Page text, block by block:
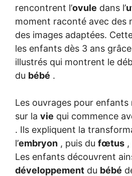
rencontrent l’ovule dans l’
moment raconté avec des
des images adaptées.
les enfants dès 3 ans
illustrés qui montrent le
du bébé .
Les ouvrages pour enfants
sur la vie qui commence
. Ils expliquent la
l’embryon , puis du fœtus
Les enfants découvrent
développement du bébé